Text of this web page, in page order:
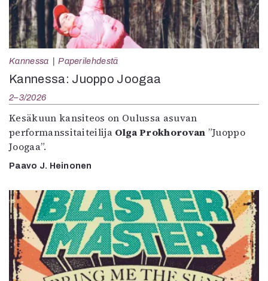
Kannessa Paperilehdestä
Kannessa: Juoppo Joogaa
2–3/2026
Kesäkuun kansiteos on Oulussa asuvan
performanssitaiteilija Olga Prokhorovan ”Juoppo
Joogaa”.
Paavo J. Heinonen